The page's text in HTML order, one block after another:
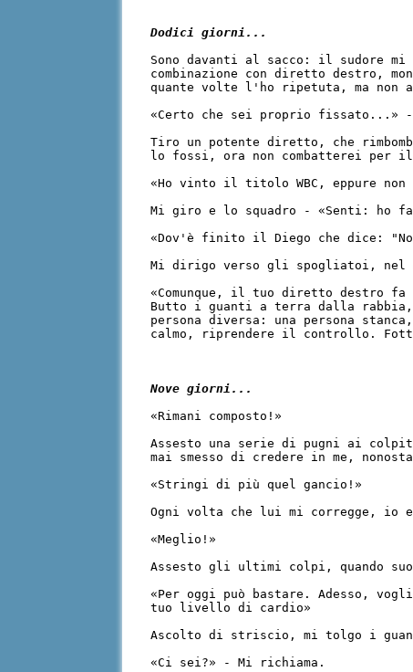
Dodici giorni...
Sono davanti al sacco: il sudore
combinazione con diretto destro,
quante volte l'ho ripetuta, ma non
«Certo che sei proprio fissato...» -
Tiro un potente diretto, che
lo fossi, ora non combatterei per
«Ho vinto il titolo WBC, eppure
Mi giro e lo squadro - «Senti: ho
«Dov'è finito il Diego che dice:
Mi dirigo verso gli spogliatoi, nel
«Comunque, il tuo diretto destro fa
Butto i guanti a terra dalla rabbia,
persona diversa: una persona
calmo, riprendere il controllo.
Nove giorni...
«Rimani composto!»
Assesto una serie di pugni ai
mai smesso di credere in me,
«Stringi di più quel gancio!»
Ogni volta che lui mi corregge, io
«Meglio!»
Assesto gli ultimi colpi, quando
«Per oggi può bastare. Adesso,
tuo livello di cardio»
Ascolto di striscio, mi tolgo i
«Ci sei?» - Mi richiama.